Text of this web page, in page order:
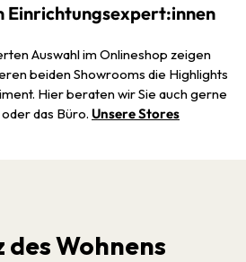
Einrichtungsexpert:innen
Auswahl im Onlineshop zeigen
beiden Showrooms die Highlights
Hier beraten wir Sie auch gerne
das Büro. Unsere Stores
des Wohnens